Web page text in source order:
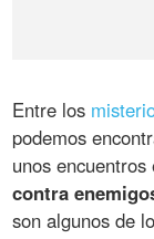
Entre los
podemos
unos
contra
son algunos de